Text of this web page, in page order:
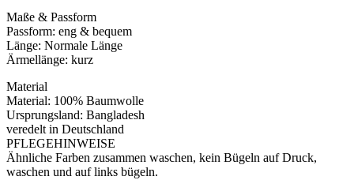
Maße & Passform
Passform: eng & bequem
Länge: Normale Länge
Ärmellänge: kurz
Material
Material: 100% Baumwolle
Ursprungsland: Bangladesh
veredelt in Deutschland
PFLEGEHINWEISE
Ähnliche Farben zusammen waschen, kein Bügeln auf Druck,
waschen und auf links bügeln.